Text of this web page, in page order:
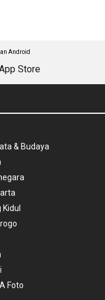
Android
& Budaya
Foto